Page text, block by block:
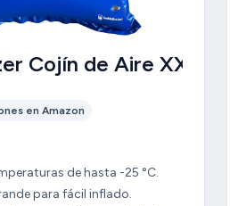
Cojín de Aire XXL
en Amazon
de hasta -25 °C.
para fácil inflado.